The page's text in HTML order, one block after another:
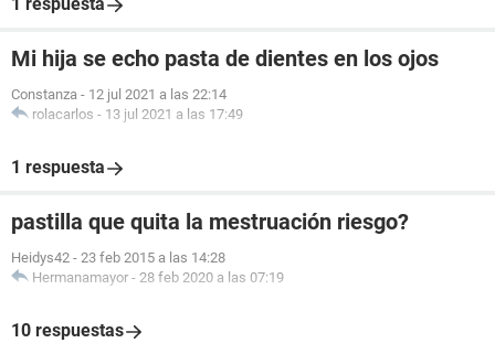
Mi hija se echo pasta de dientes en los ojos
Constanza - 12 jul 2021 a las 22:14
rolacarlos - 13 jul 2021 a las 17:49
1 respuesta
pastilla que quita la mestruación riesgo?
Heidys42 - 23 feb 2015 a las 14:28
Hermanamayor - 28 feb 2020 a las 07:19
10 respuestas